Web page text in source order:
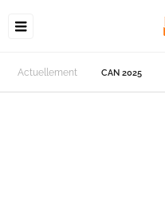
Actuellement CAN 2025